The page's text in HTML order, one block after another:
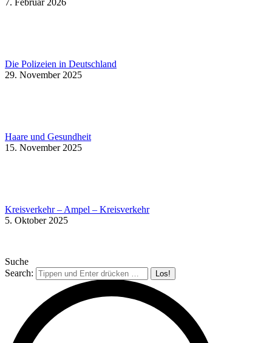
7. Februar 2026
Die Polizeien in Deutschland
29. November 2025
Haare und Gesundheit
15. November 2025
Kreisverkehr – Ampel – Kreisverkehr
5. Oktober 2025
Suche
Search: